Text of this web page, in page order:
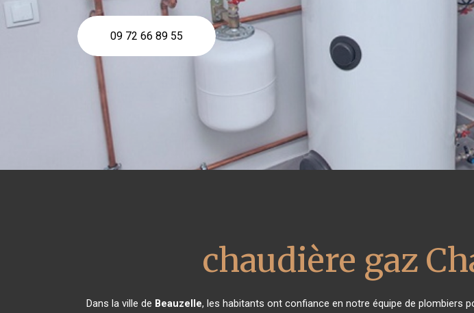
09 72 66 89 55
chaudière gaz
Dans la ville de Beauzelle, les habitants ont confiance en notre équipe de plombiers